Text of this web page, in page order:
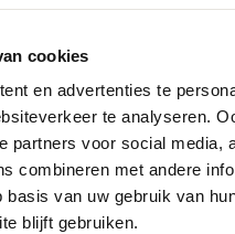
cookies
en advertenties te
te analyseren.
partners voor social media,
combineren met andere
basis van uw gebruik van
blijft gebruiken.